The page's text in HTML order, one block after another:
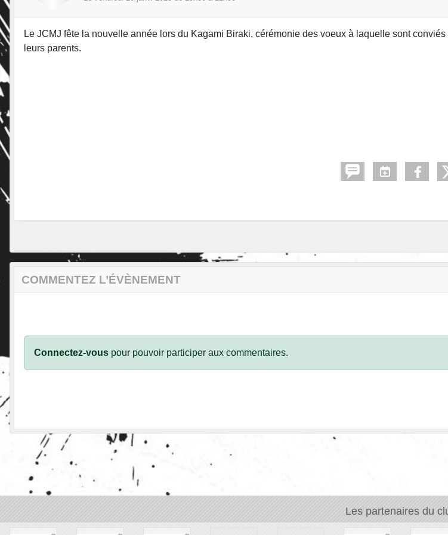
Le JCMJ fête la nouvelle année lors du Kagami Biraki, cérémonie des voeux à laquelle sont
leurs parents.
COMMENTEZ L’ÉVÈNEMENT
Connectez-vous pour pouvoir participer aux commentaires.
Les partenaires du